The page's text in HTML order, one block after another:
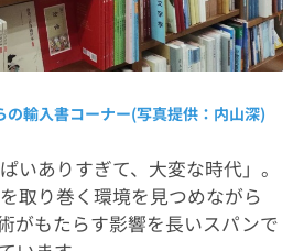
の輸入書コーナー(写真提供：内山深)
いありすぎて、大変な時代」。
取り巻く環境を見つめながら
がもたらす影響を長いスパンで